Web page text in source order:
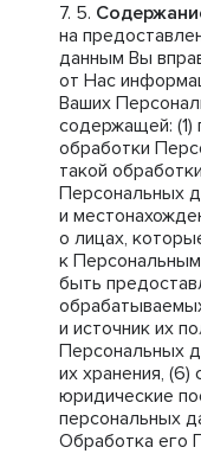
на
данным Вы
от Нас
Ваших
содержащей:
обработки
такой
Персональных
и
о лицах,
к
быть
и источник их
Персональных
их хранения, (6)
юридические
персональных
Обработка его